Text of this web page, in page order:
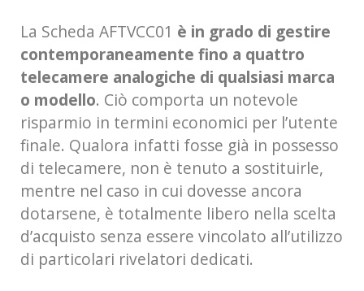
La Scheda AFTVCC01 è in grado di gestire
contemporaneamente fino a quattro
telecamere analogiche di qualsiasi marca
o modello. Ciò comporta un notevole
risparmio in termini economici per l’utente
finale. Qualora infatti fosse già in possesso
di telecamere, non è tenuto a sostituirle,
mentre nel caso in cui dovesse ancora
dotarsene, è totalmente libero nella scelta
d’acquisto senza essere vincolato all’utilizzo
di particolari rivelatori dedicati.